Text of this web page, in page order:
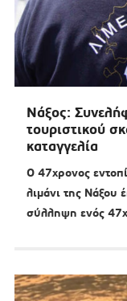
Νάξος:
τουριστικού
καταγγελία
Ο 47χρονος
λιμάνι της Νάξου
σύλληψη ενός